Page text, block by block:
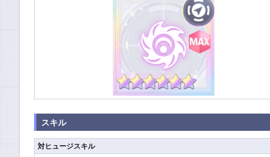
スキル
対ヒュージスキル